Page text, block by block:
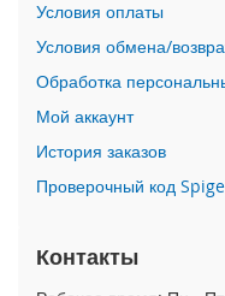
n
e
1
7
P
r
o
i
o
n
Условия оплаты
Условия обмена/
Обработка
Мой аккаунт
История заказов
Проверочный код
Контакты